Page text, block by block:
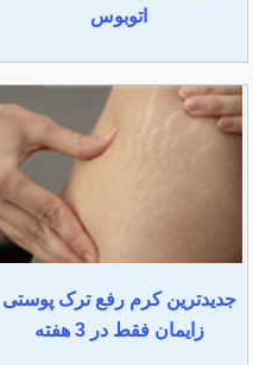
اتوبوس
جدیدترین کرم رفع ترک پوستی
زایمان فقط در 3 هفته